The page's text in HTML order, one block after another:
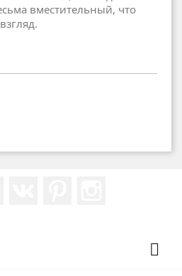
вместительный, что
